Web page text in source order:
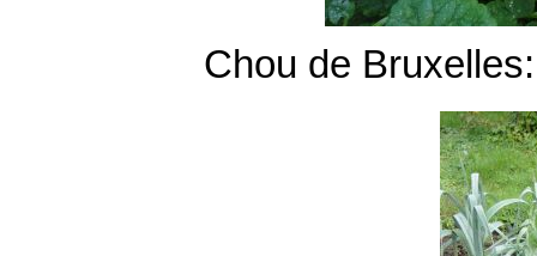
Chou de Bruxelles: